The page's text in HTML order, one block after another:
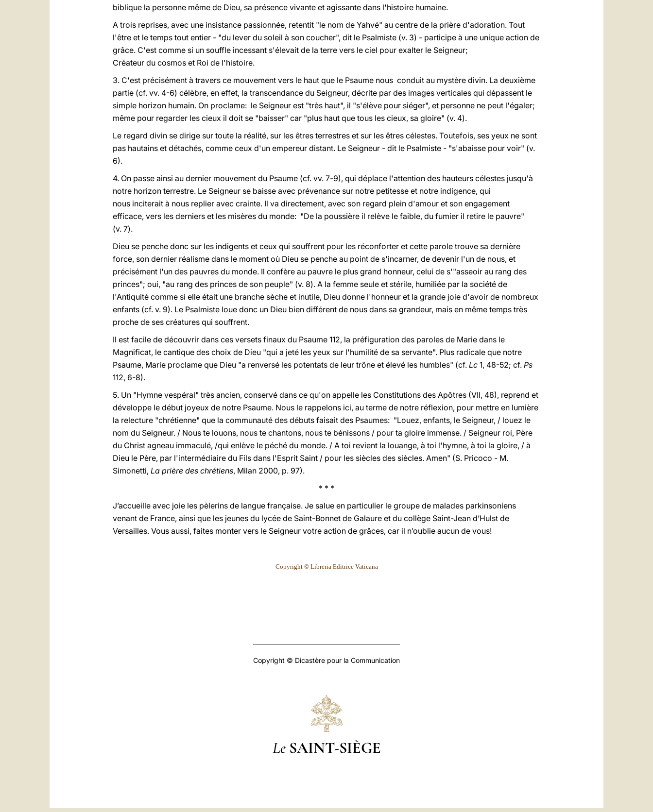
biblique la personne même de Dieu, sa présence vivante et agissante dans l'histoire humaine.
A trois reprises, avec une insistance passionnée, retentit "le nom de Yahvé" au centre de la prière d'adoration. Tout
l'être et le temps tout entier - "du lever du soleil à son coucher", dit le Psalmiste (v. 3) - participe à une unique action de
grâce. C'est comme si un souffle incessant s'élevait de la terre vers le ciel pour exalter le Seigneur;
Créateur du cosmos et Roi de l'histoire.
3. C'est précisément à travers ce mouvement vers le haut que le Psaume nous conduit au mystère divin. La deuxième
partie (cf. vv. 4-6) célèbre, en effet, la transcendance du Seigneur, décrite par des images verticales qui dépassent le
simple horizon humain. On proclame: le Seigneur est "très haut", il "s'élève pour siéger", et personne ne peut l'égaler;
même pour regarder les cieux il doit se "baisser" car "plus haut que tous les cieux, sa gloire" (v. 4).
Le regard divin se dirige sur toute la réalité, sur les êtres terrestres et sur les êtres célestes. Toutefois, ses yeux ne sont
pas hautains et détachés, comme ceux d'un empereur distant. Le Seigneur - dit le Psalmiste - "s'abaisse pour voir" (v.
6).
4. On passe ainsi au dernier mouvement du Psaume (cf. vv. 7-9), qui déplace l'attention des hauteurs célestes jusqu'à
notre horizon terrestre. Le Seigneur se baisse avec prévenance sur notre petitesse et notre indigence, qui
nous inciterait à nous replier avec crainte. Il va directement, avec son regard plein d'amour et son engagement
efficace, vers les derniers et les misères du monde: "De la poussière il relève le faible, du fumier il retire le pauvre"
(v. 7).
Dieu se penche donc sur les indigents et ceux qui souffrent pour les réconforter et cette parole trouve sa dernière
force, son dernier réalisme dans le moment où Dieu se penche au point de s'incarner, de devenir l'un de nous, et
précisément l'un des pauvres du monde. Il confère au pauvre le plus grand honneur, celui de s'"asseoir au rang des
princes"; oui, "au rang des princes de son peuple" (v. 8). A la femme seule et stérile, humiliée par la société de
l'Antiquité comme si elle était une branche sèche et inutile, Dieu donne l'honneur et la grande joie d'avoir de nombreux
enfants (cf. v. 9). Le Psalmiste loue donc un Dieu bien différent de nous dans sa grandeur, mais en même temps très
proche de ses créatures qui souffrent.
Il est facile de découvrir dans ces versets finaux du Psaume 112, la préfiguration des paroles de Marie dans le
Magnificat, le cantique des choix de Dieu "qui a jeté les yeux sur l'humilité de sa servante". Plus radicale que notre
Psaume, Marie proclame que Dieu "a renversé les potentats de leur trône et élevé les humbles" (cf. Lc 1, 48-52; cf. Ps
112, 6-8).
5. Un "Hymne vespéral" très ancien, conservé dans ce qu'on appelle les Constitutions des Apôtres (VII, 48), reprend et
développe le début joyeux de notre Psaume. Nous le rappelons ici, au terme de notre réflexion, pour mettre en lumière
la relecture "chrétienne" que la communauté des débuts faisait des Psaumes: "Louez, enfants, le Seigneur, / louez le
nom du Seigneur. / Nous te louons, nous te chantons, nous te bénissons / pour ta gloire immense. / Seigneur roi, Père
du Christ agneau immaculé, /qui enlève le péché du monde. / A toi revient la louange, à toi l'hymne, à toi la gloire, / à
Dieu le Père, par l'intermédiaire du Fils dans l'Esprit Saint / pour les siècles des siècles. Amen" (S. Pricoco - M.
Simonetti, La prière des chrétiens, Milan 2000, p. 97).
* * *
J’accueille avec joie les pèlerins de langue française. Je salue en particulier le groupe de malades parkinsoniens
venant de France, ainsi que les jeunes du lycée de Saint-Bonnet de Galaure et du collège Saint-Jean d’Hulst de
Versailles. Vous aussi, faites monter vers le Seigneur votre action de grâces, car il n’oublie aucun de vous!
Copyright © Libreria Editrice Vaticana
Copyright © Dicastère pour la Communication
Le SAINT-SIÈGE